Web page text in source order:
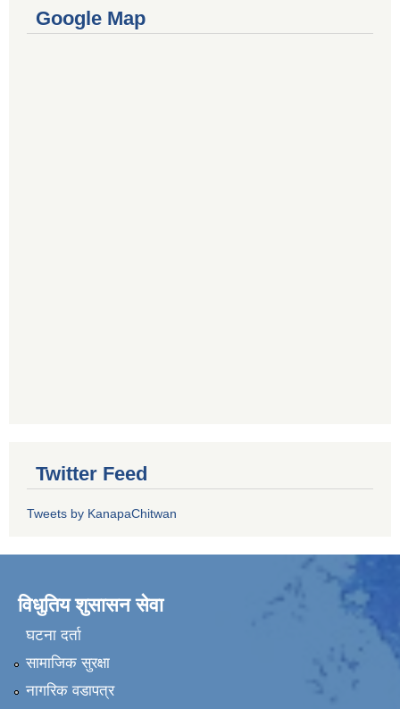
Google Map
Twitter Feed
Tweets by KanapaChitwan
विधुतिय शुसासन सेवा
घटना दर्ता
सामाजिक सुरक्षा
नागरिक वडापत्र